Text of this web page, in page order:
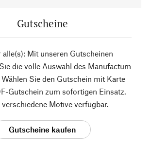
Gutscheine
alle(s): Mit unseren Gutscheinen
die volle Auswahl des Manufactum
Sie den Gutschein mit Karte
Gutschein zum sofortigen Einsatz.
verschiedene Motive verfügbar.
Gutscheine kaufen